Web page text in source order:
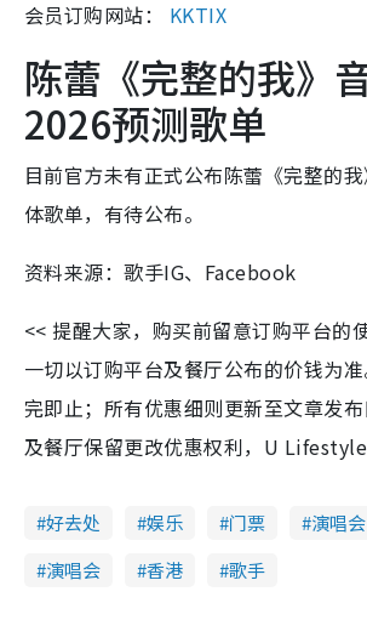
会员订购网站： KKTIX
陈蕾《完整的我》
2026预测歌单
目前官方未有正式公布陈蕾《完整的
体歌单，有待公布。
资料来源：歌手IG、Facebook
<< 提醒大家，购买前留意订购平台的
一切以订购平台及餐厅公布的价钱为
完即止；所有优惠细则更新至文章发
及餐厅保留更改优惠权利，U
好去处 娱乐 门票 演唱会
演唱会
香港 歌手